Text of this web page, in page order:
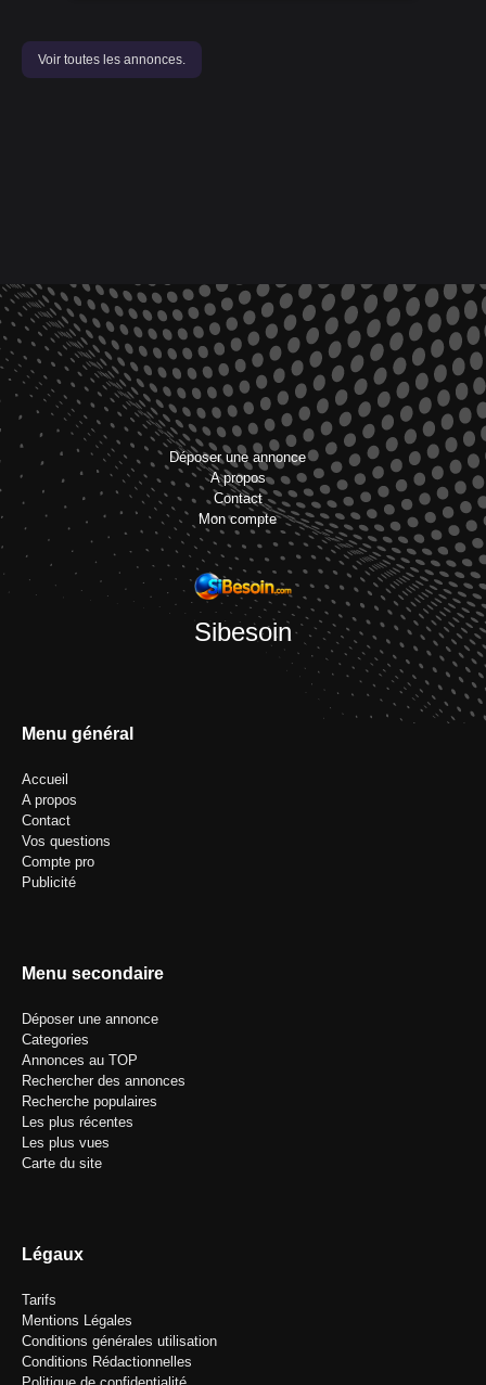
Voir toutes les annonces.
Déposer une annonce
A propos
Contact
Mon compte
Sibesoin
Menu général
Accueil
A propos
Contact
Vos questions
Compte pro
Publicité
Menu secondaire
Déposer une annonce
Categories
Annonces au TOP
Rechercher des annonces
Recherche populaires
Les plus récentes
Les plus vues
Carte du site
Légaux
Tarifs
Mentions Légales
Conditions générales utilisation
Conditions Rédactionnelles